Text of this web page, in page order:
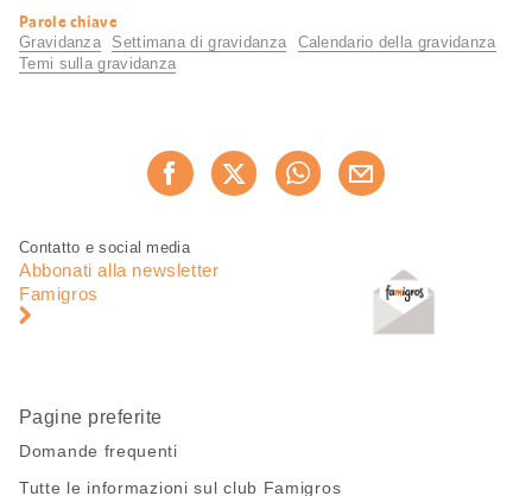
Informazioni
utili
Parole chiave
Gravidanza Settimana di gravidanza
Calendario della gravidanza
Temi sulla gravidanza
Consiglia ora
Piè
pagina
Navigazione
pagina
Contatto e social media
Abbonati alla newsletter
Famigros
Pagine preferite
Domande frequenti
Tutte le informazioni sul club Famigros